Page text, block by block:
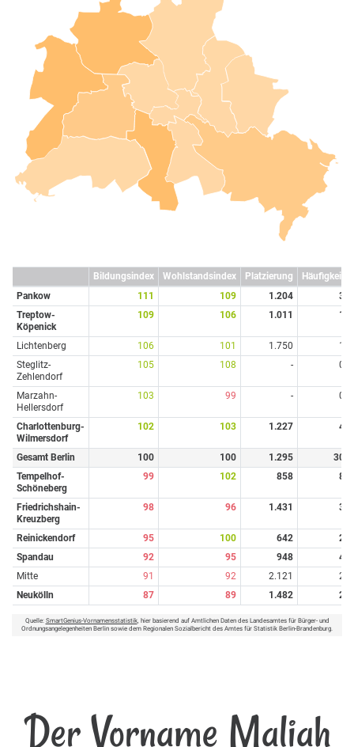
Bildungsindex Wohlstandsindex Platzierung Häufigkeit
Pankow
111 109 1.204
3
Treptow-
Köpenick
109 106 1.011 1
Lichtenberg 106 101 1.750
1
Steglitz-
Zehlendorf
105 108 - 0
Marzahn-
Hellersdorf
103 99 - 0
Charlottenburg-
Wilmersdorf
102 103 1.227 4
Gesamt Berlin 100 100 1.295
30
Tempelhof-
Schöneberg
99 102 858 8
Friedrichshain-
Kreuzberg
98 96 1.431 3
Reinickendorf 95 100 642
2
Spandau
92 95 948
4
Mitte
91 92 2.121
2
Neukölln
87 89 1.482 2
Quelle: SmartGenius-Vornamensstatistik, hier basierend auf Amtlichen Daten des Landesamtes für Bürger- und
Ordnungsangelegenheiten Berlin sowie dem Regionalen Sozialbericht des Amtes für Statistik Berlin-Brandenburg.
Der Vorname Maliah